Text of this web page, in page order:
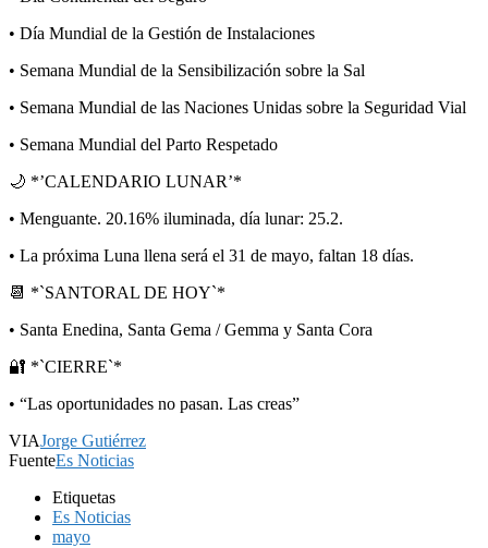
• Día Mundial de la Gestión de Instalaciones
• Semana Mundial de la Sensibilización sobre la Sal
• Semana Mundial de las Naciones Unidas sobre la Seguridad Vial
• Semana Mundial del Parto Respetado
🌙 *’CALENDARIO LUNAR’*
• Menguante. 20.16% iluminada, día lunar: 25.2.
• La próxima Luna llena será el 31 de mayo, faltan 18 días.
📆 *`SANTORAL DE HOY`*
• Santa Enedina, Santa Gema / Gemma y Santa Cora
🔐 *`CIERRE`*
• “Las oportunidades no pasan. Las creas”
VIAJorge Gutiérrez
FuenteEs Noticias
Etiquetas
Es Noticias
mayo